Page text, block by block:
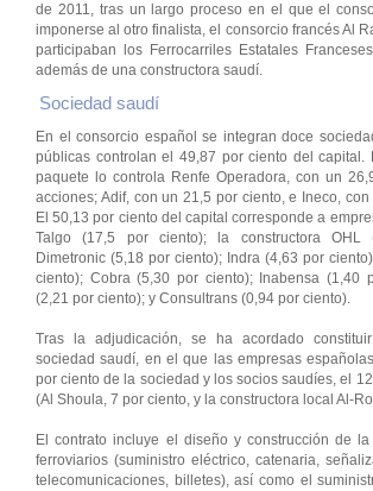
de 2011, tras un largo proceso en el que el
imponerse al otro finalista, el consorcio francés Al
participaban los Ferrocarriles Estatales
además de una constructora saudí.
Sociedad saudí
En el consorcio español se integran doce
públicas controlan el 49,87 por ciento del capital.
paquete lo controla Renfe Operadora, con un
acciones; Adif, con un 21,5 por ciento, e Ineco,
El 50,13 por ciento del capital corresponde a
Talgo (17,5 por ciento); la constructora OHL
Dimetronic (5,18 por ciento); Indra (4,63 por
ciento); Cobra (5,30 por ciento); Inabensa (1,40
(2,21 por ciento); y Consultrans (0,94 por ciento).
Tras la adjudicación, se ha acordado
sociedad saudí, en el que las empresas
por ciento de la sociedad y los socios saudíes, el
(Al Shoula, 7 por ciento, y la constructora local Al-
El contrato incluye el diseño y construcción de
ferroviarios (suministro eléctrico, catenaria,
telecomunicaciones, billetes), así como el